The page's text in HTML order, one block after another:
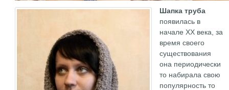
Шапка труба
появилась в
начале ХХ века, за
время своего
существования
она периодически
то набирала свою
популярность то